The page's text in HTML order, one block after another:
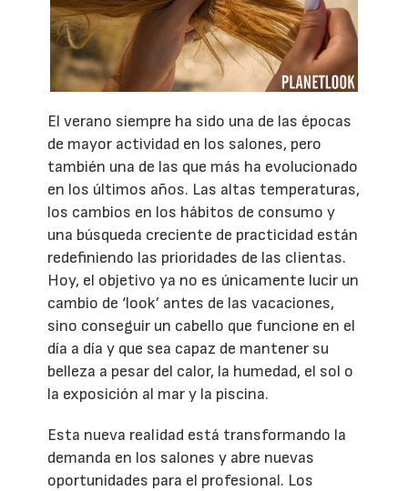
El verano siempre ha sido una de las épocas
de mayor actividad en los salones, pero
también una de las que más ha evolucionado
en los últimos años. Las altas temperaturas,
los cambios en los hábitos de consumo y
una búsqueda creciente de practicidad están
redefiniendo las prioridades de las clientas.
Hoy, el objetivo ya no es únicamente lucir un
cambio de ‘look’ antes de las vacaciones,
sino conseguir un cabello que funcione en el
día a día y que sea capaz de mantener su
belleza a pesar del calor, la humedad, el sol o
la exposición al mar y la piscina.
Esta nueva realidad está transformando la
demanda en los salones y abre nuevas
oportunidades para el profesional. Los